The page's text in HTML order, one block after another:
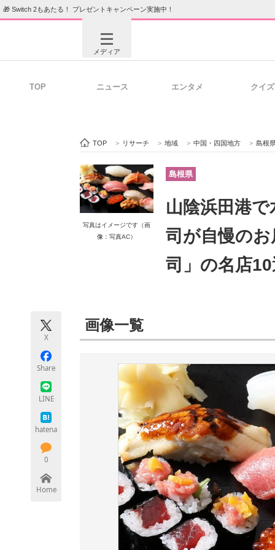
🎁 Switch 2もあたる！ プレゼントキャンペーン実施中！
メディア
ビジネスと働き方のヒント
ITエンジニア向け専門サイト
ちょっと気になるネットの話題
TOP ニュース エンタメ クイズ
TOP > リサーチ > 地域 > 中国・四国地方 > 島根
写真はイメージです（画
像：写真AC）
島根県
山陰浜田港
司が自慢の
司」の名店
X
Share
LINE
hatena
0
Home
画像一覧